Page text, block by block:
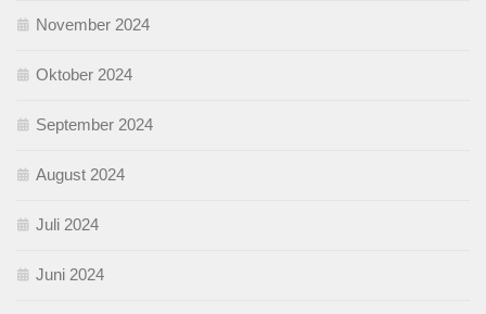
November 2024
Oktober 2024
September 2024
August 2024
Juli 2024
Juni 2024